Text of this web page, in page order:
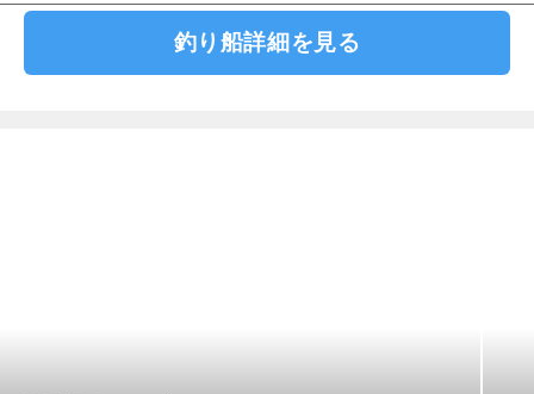
釣り船詳細を見る